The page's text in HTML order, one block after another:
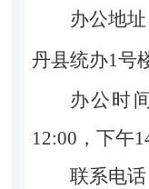
办公地
丹县统办1号
办公时
12:00，下午
联系电